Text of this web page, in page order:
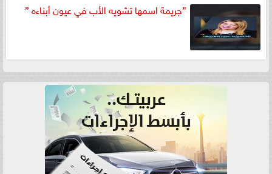
”جريمة اسمها تشويه الأب في عيون أبناءه ”